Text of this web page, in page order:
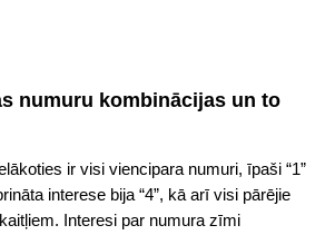
numuru kombinācijas un to
ir visi viencipara numuri, īpaši “1”
interese bija “4”, kā arī visi pārējie
Interesi par numura zīmi